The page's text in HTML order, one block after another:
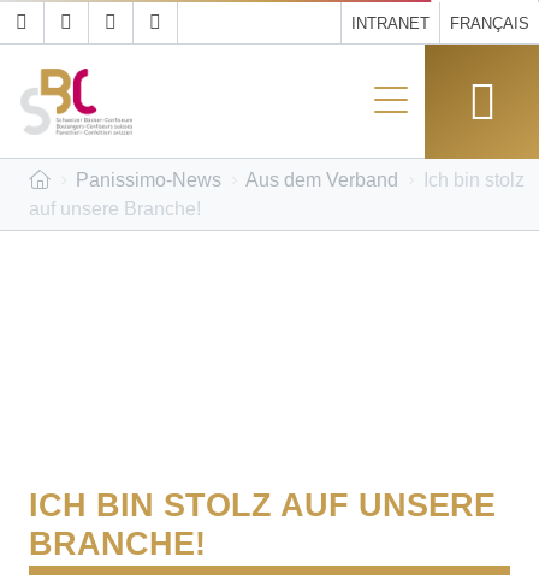
INTRANET FRANÇAIS
Panissimo-News Aus dem Verband
Ich bin stolz
auf unsere Branche!
ICH BIN STOLZ AUF UNSERE
BRANCHE!